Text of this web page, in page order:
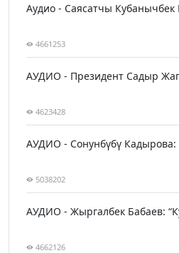
Аудио - Саясатчы Кубанычбек
4661253
АУДИО - Президент Садыр
4623428
АУДИО - Сонунбүбү Кадырова:
5038202
АУДИО - Жыргалбек Бабаев:
4662126